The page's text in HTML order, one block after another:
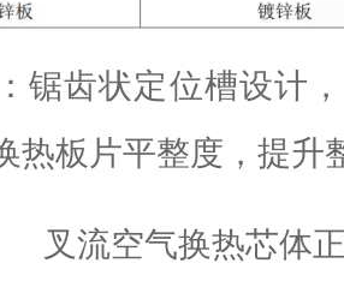
：锯齿状定位槽设计
热板片平整度，提升